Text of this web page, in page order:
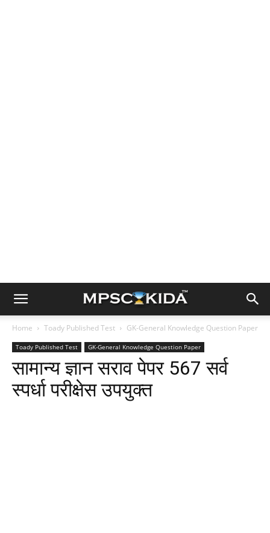
Home Toady Published Test GK-General Knowledge Question Paper
Toady Published Test GK-General Knowledge Question Paper
सामान्य ज्ञान सराव पेपर 567 सर्व
स्पर्धा परीक्षेस उपयुक्त